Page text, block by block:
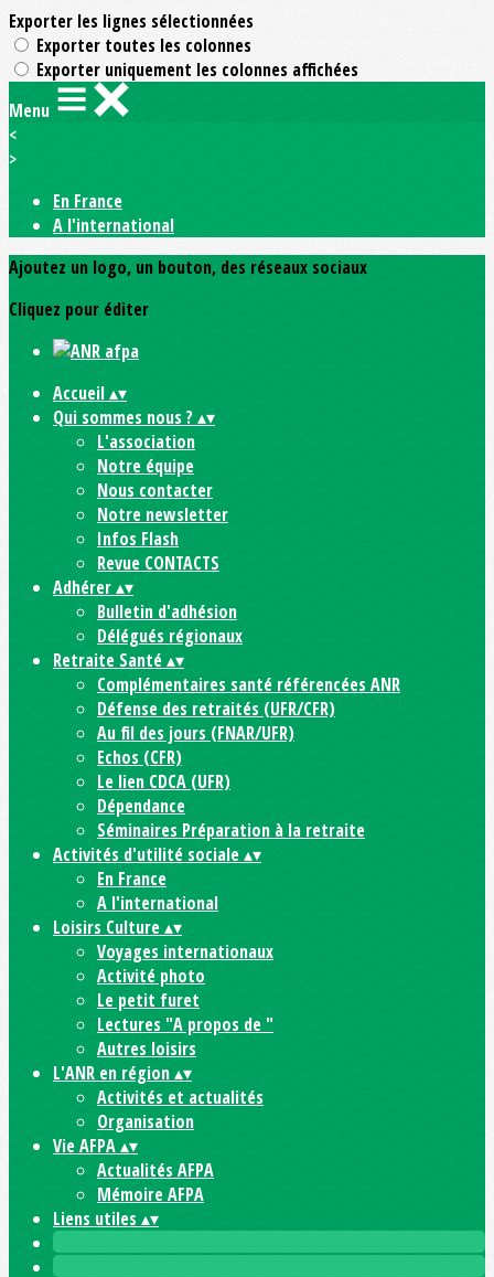
Exporter les lignes sélectionnées
Exporter toutes les colonnes
Exporter uniquement les colonnes affichées
Menu
<
>
En France
A l'international
Ajoutez un logo, un bouton, des réseaux sociaux
Cliquez pour éditer
Accueil▴▾
Qui sommes nous ? ▴▾
L'association
Notre équipe
Nous contacter
Notre newsletter
Infos Flash
Revue CONTACTS
Adhérer▴▾
Bulletin d'adhésion
Délégués régionaux
Retraite Santé▴▾
Complémentaires santé référencées ANR
Défense des retraités (UFR/CFR)
Au fil des jours (FNAR/UFR)
Echos (CFR)
Le lien CDCA (UFR)
Dépendance
Séminaires Préparation à la retraite
Activités d'utilité sociale▴▾
En France
A l'international
Loisirs Culture▴▾
Voyages internationaux
Activité photo
Le petit furet
Lectures "A propos de "
Autres loisirs
L'ANR en région▴▾
Activités et actualités
Organisation
Vie AFPA▴▾
Actualités AFPA
Mémoire AFPA
Liens utiles ▴▾